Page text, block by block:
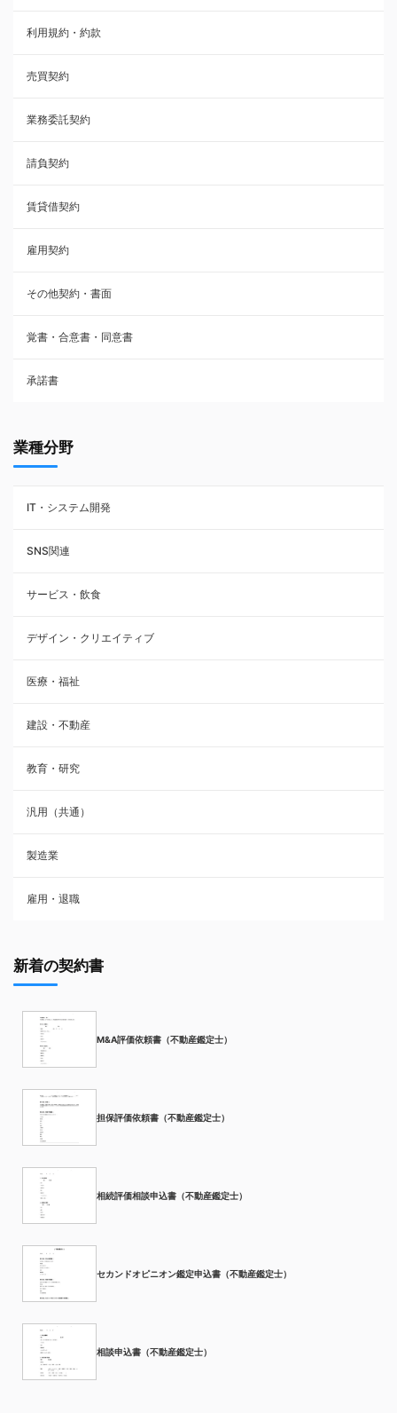
覚書・合意書・同意書
承諾書
雇用契約
その他契約・書面
売買契約
株主総会議事録・関連書類
請負契約
フランチャイズ契約
賃貸借契約
利用規約・約款
売買契約
業務委託契約
請負契約
賃貸借契約
雇用契約
その他契約・書面
覚書・合意書・同意書
承諾書
業種分野
IT・システム開発
SNS関連
サービス・飲食
デザイン・クリエイティブ
医療・福祉
建設・不動産
教育・研究
汎用（共通）
製造業
雇用・退職
新着の契約書
M&A評価依頼書（不動産鑑定士）
担保評価依頼書（不動産鑑定士）
相続評価相談申込書（不動産鑑定士）
セカンドオピニオン鑑定申込書（不動産鑑定士）
相談申込書（不動産鑑定士）